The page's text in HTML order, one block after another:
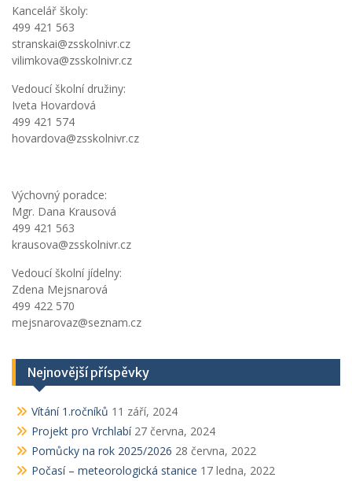
Kancelář školy:
499 421 563
stranskai@zsskolnivr.cz
vilimkova@zsskolnivr.cz
Vedoucí školní družiny:
Iveta Hovardová
499 421 574
hovardova@zsskolnivr.cz
Výchovný poradce:
Mgr. Dana Krausová
499 421 563
krausova@zsskolnivr.cz
Vedoucí školní jídelny:
Zdena Mejsnarová
499 422 570
mejsnarovaz@seznam.cz
Nejnovější příspěvky
Vítání 1.ročníků 11 září, 2024
Projekt pro Vrchlabí 27 června, 2024
Pomůcky na rok 2025/2026 28 června, 2022
Počasí – meteorologická stanice 17 ledna, 2022